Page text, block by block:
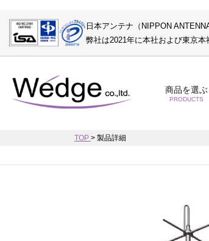
日本アンテナ（NIPPON
弊社は2021年に本社および東京
商品を選ぶ
PRODUCTS
TOP > 製品詳細